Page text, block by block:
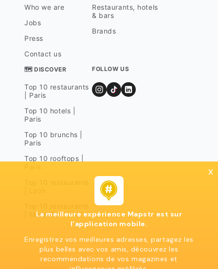
Who we are
Jobs
Press
Contact us
Restaurants, hotels
& bars
Brands
🗺 DISCOVER
Top 10 restaurants
| Paris
Top 10 hotels |
Paris
Top 10 brunchs |
Paris
Top 10 rooftops |
| Marseille
FOLLOW US
x
La meilleure expérience Mapstr est sur
l'application mobile.
Enregistrez vos meilleures adresses, partagez les
plus belles avec vos amis, découvrez les
recommendations de vos magazines et